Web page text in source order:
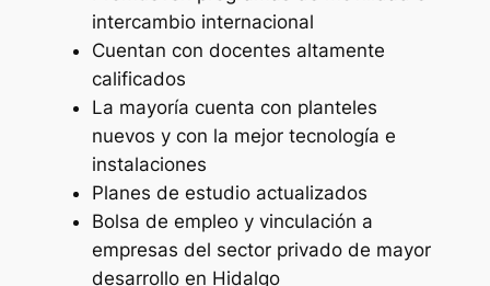
intercambio internacional
Cuentan con docentes altamente
calificados
La mayoría cuenta con planteles
nuevos y con la mejor tecnología e
instalaciones
Planes de estudio actualizados
Bolsa de empleo y vinculación a
empresas del sector privado de mayor
desarrollo en Hidalgo